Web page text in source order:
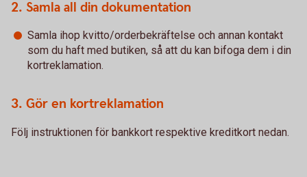
2. Samla all din dokumentation
Samla ihop kvitto/orderbekräftelse och annan kontakt
som du haft med butiken, så att du kan bifoga dem i din
kortreklamation.
3. Gör en kortreklamation
Följ instruktionen för bankkort respektive kreditkort nedan.